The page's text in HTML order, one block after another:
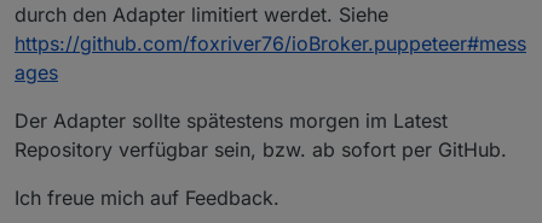
durch den Adapter limitiert werdet. Siehe
https://github.com/foxriver76/ioBroker.puppeteer#mess
ages
Der Adapter sollte spätestens morgen im Latest
Repository verfügbar sein, bzw. ab sofort per GitHub.
Ich freue mich auf Feedback.